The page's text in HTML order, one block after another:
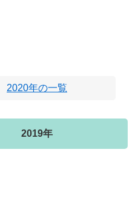
2020年の一覧
2019年